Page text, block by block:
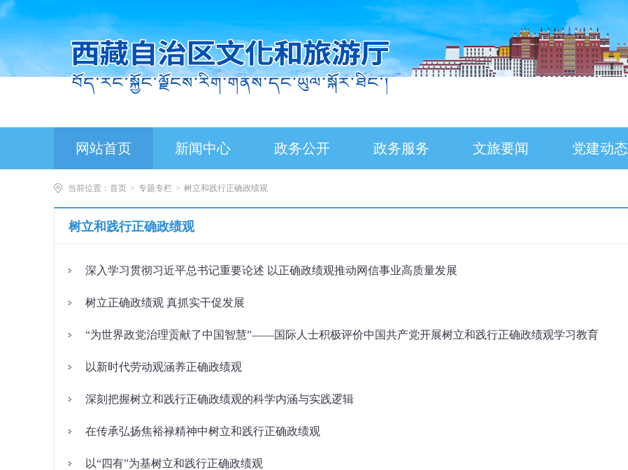
网站首页 新闻中心 政务公开 政务服务 文旅要闻 党建动态
当前位置： 首页 > 专题专栏 > 树立和践行正确政绩观
树立和践行正确政绩观
深入学习贯彻习近平总书记重要论述 以正确政绩观推动网信事业高质量发展
树立正确政绩观 真抓实干促发展
“为世界政党治理贡献了中国智慧”——国际人士积极评价中国共产党开展树立和践行正确政绩观学习教育
以新时代劳动观涵养正确政绩观
深刻把握树立和践行正确政绩观的科学内涵与实践逻辑
在传承弘扬焦裕禄精神中树立和践行正确政绩观
以“四有”为基树立和践行正确政绩观